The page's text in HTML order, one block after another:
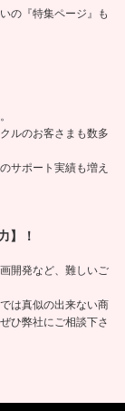
の『特集ページ』も
ルのお客さまも数多
サポート実績も増え
】！
開発など、難しいご
は真似の出来ない商
ひ弊社にご相談下さ